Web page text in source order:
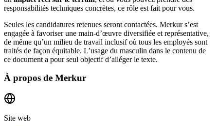
responsabilités techniques concrètes, ce rôle est fait pour vous.
Seules les candidatures retenues seront contactées. Merkur s’est
engagée à favoriser une main-d’œuvre diversifiée et représentative,
de même qu’un milieu de travail inclusif où tous les employés sont
traités de façon équitable. L’usage du masculin dans le contenu de
ce document a pour seul objectif d’alléger le texte.
À propos de Merkur
Site web